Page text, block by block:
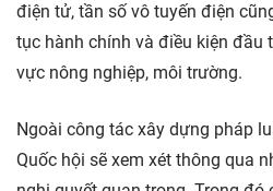
điện tử, tần số vô tuyến điện
tục hành chính và điều kiện đầu
vực nông nghiệp, môi trường.
Ngoài công tác xây dựng pháp
Quốc hội sẽ xem xét thông qua